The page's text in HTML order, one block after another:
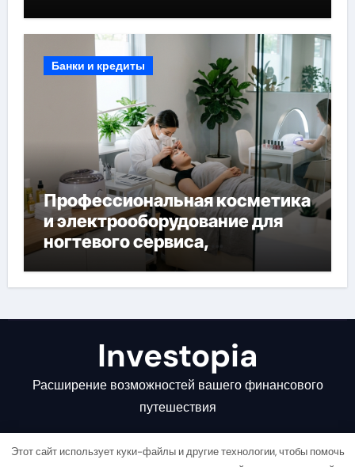
Банки и кредиты
Профессиональная косметика
и электрооборудование для
ногтевого сервиса,
наращивания ресниц и
депиляции
Investopia
Расширение возможностей вашего финансового
путешествия
Этот сайт использует куки-файлы и другие технологии, чтобы помочь